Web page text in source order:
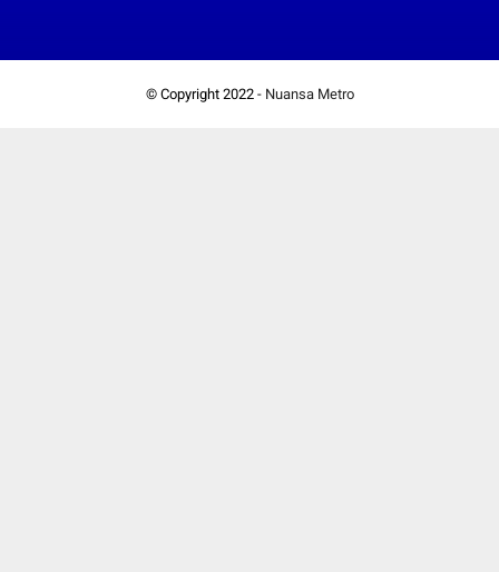
© Copyright 2022 - Nuansa Metro